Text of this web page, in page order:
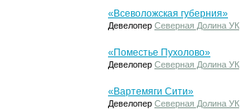
«Всеволожская губерния»
Девелопер Северная Долина УК
«Поместье Пухолово»
Девелопер Северная Долина УК
«Вартемяги Сити»
Девелопер Северная Долина УК